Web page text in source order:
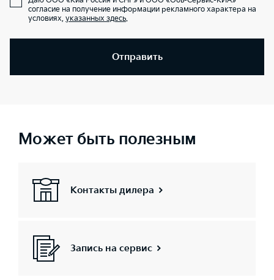
согласие на получение информации рекламного характера на
условиях, указанных здесь.
Отправить
Может быть полезным
Контакты дилера
Запись на сервис